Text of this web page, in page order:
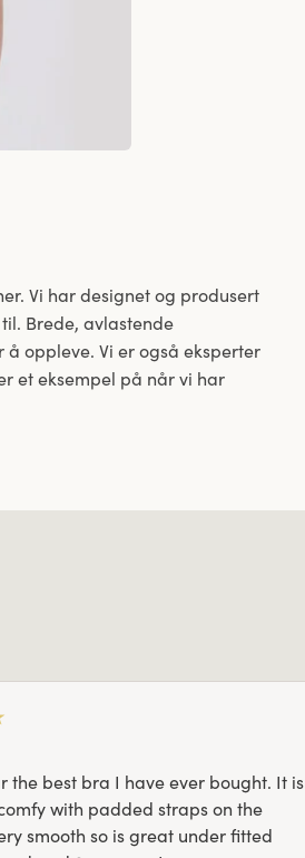
Vi har designet og produsert
Brede, avlastende
oppleve. Vi er også eksperter
et eksempel på når vi har
the best bra I have ever bought. It is
with padded straps on the
smooth so is great under fitted